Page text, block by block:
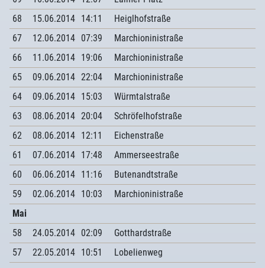
68
15.06.2014 14:11
Heiglhofstraße
67
12.06.2014 07:39
Marchioninistraße
66
11.06.2014 19:06
Marchioninistraße
65
09.06.2014 22:04
Marchioninistraße
64
09.06.2014 15:03
Würmtalstraße
63
08.06.2014 20:04
Schröfelhofstraße
62
08.06.2014 12:11
Eichenstraße
61
07.06.2014 17:48
Ammerseestraße
60
06.06.2014 11:16
Butenandtstraße
59
02.06.2014 10:03
Marchioninistraße
Mai
58
24.05.2014 02:09
Gotthardstraße
57
22.05.2014 10:51
Lobelienweg